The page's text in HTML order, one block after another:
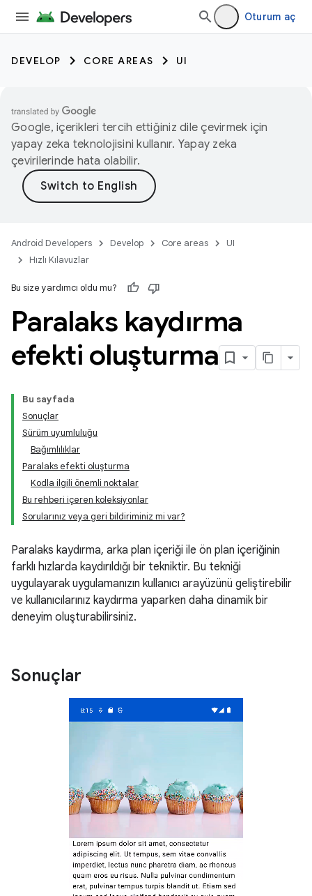
Oturum aç
DEVELOP CORE AREAS UI
Google, içerikleri tercih ettiğiniz dile çevirmek için
yapay zeka teknolojisini kullanır. Yapay zeka
çevirilerinde hata olabilir.
Android Developers Develop Core areas
UI
Hızlı Kılavuzlar
Bu size yardımcı oldu mu?
Paralaks kaydırma
efekti oluşturma
Bu sayfada
Sonuçlar
Sürüm uyumluluğu
Bağımlılıklar
Paralaks efekti oluşturma
Kodla ilgili önemli noktalar
Bu rehberi içeren koleksiyonlar
Sorularınız veya geri bildiriminiz mi var?
Paralaks kaydırma, arka plan içeriği ile ön plan içeriğinin
farklı hızlarda kaydırıldığı bir tekniktir. Bu tekniği
uygulayarak uygulamanızın kullanıcı arayüzünü geliştirebilir
ve kullanıcılarınız kaydırma yaparken daha dinamik bir
deneyim oluşturabilirsiniz.
Sonuçlar